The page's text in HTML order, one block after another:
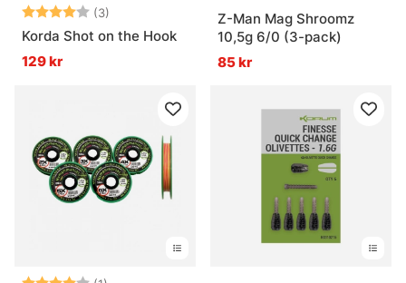
Vad är krok och småplock?
Vad används tafsar till?
Vad är flugbindningsmaterial?
Vad är stingers och när används de?
Betyg: (3)
4.0 utav 5 stjärnor
Korda Shot on the Hook
129 kr
Z-Man Mag Shroomz
10,5g 6/0 (3-pack)
85 kr